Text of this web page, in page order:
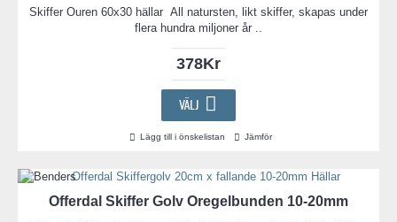
Skiffer Ouren 60x30 hällar All natursten, likt skiffer, skapas under
flera hundra miljoner år ..
378Kr
VÄLJ
Lägg till i önskelistan Jämför
Offerdal Skiffer Golv Oregelbunden 10-20mm